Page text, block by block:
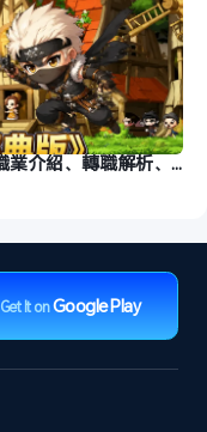
《新楓之谷：經典版》盜賊培養攻略-職業介紹、轉職解析、玩法推薦
Get It onGoogle Play